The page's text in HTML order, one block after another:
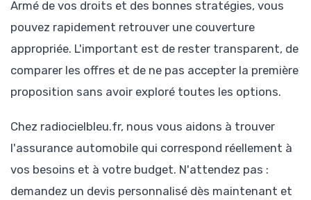
Armé de vos droits et des bonnes stratégies, vous
pouvez rapidement retrouver une couverture
appropriée. L'important est de rester transparent, de
comparer les offres et de ne pas accepter la première
proposition sans avoir exploré toutes les options.
Chez radiocielbleu.fr, nous vous aidons à trouver
l'assurance automobile qui correspond réellement à
vos besoins et à votre budget. N'attendez pas :
demandez un devis personnalisé dès maintenant et